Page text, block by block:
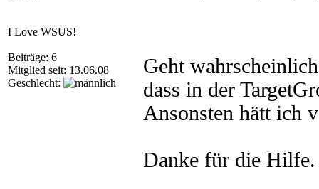
I Love WSUS!
Beiträge: 6
Mitglied seit: 13.06.08
Geschlecht:
Geht
dass in der
Ansonsten hätt ich
Danke für die Hilfe.